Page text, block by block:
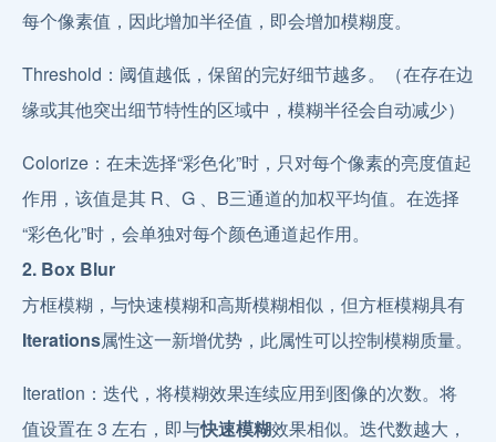
每个像素值，因此增加半径值，即会增加模糊度。
Threshold：阈值越低，保留的完好细节越多。（在存在边
缘或其他突出细节特性的区域中，模糊半径会自动减少）
Colorize：在未选择“彩色化”时，只对每个像素的亮度值起
作用，该值是其 R、G 、B三通道的加权平均值。在选择
“彩色化”时，会单独对每个颜色通道起作用。
2. Box Blur
方框模糊，与快速模糊和高斯模糊相似，但方框模糊具有
Iterations属性这一新增优势，此属性可以控制模糊质量。
Iteration：迭代，将模糊效果连续应用到图像的次数。将
值设置在 3 左右，即与快速模糊效果相似。迭代数越大，